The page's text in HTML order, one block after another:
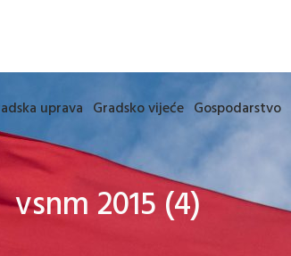
uprava Gradsko vijeće Gospodarstvo
vsnm 2015 (4)